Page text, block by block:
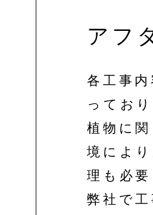
アフ
各工事
っており
植物に
境によ
理も必
弊社で